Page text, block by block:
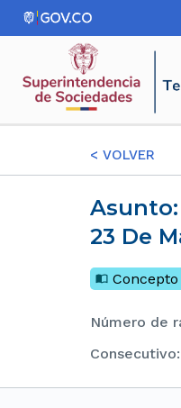
< VOLVER
Asunto: Alcances Del Sub Numeral 8° Del Numeral 3° De La Circular Externa No. 001 Del
23 De
Número de
consecutivo: